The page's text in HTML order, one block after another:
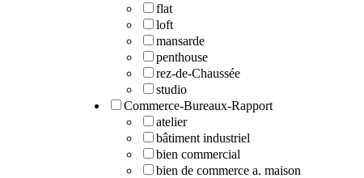
flat
loft
mansarde
penthouse
rez-de-Chaussée
studio
Commerce-Bureaux-Rapport
atelier
bâtiment industriel
bien commercial
bien de commerce a. maison